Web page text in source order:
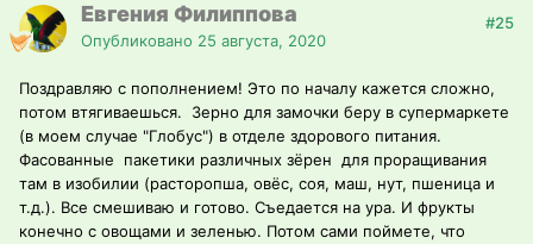
Евгения Филиппова
Опубликовано 25 августа, 2020
#25
Поздравляю с пополнением! Это по началу кажется сложно,
потом втягиваешься. Зерно для замочки беру в супермаркете
(в моем случае "Глобус") в отделе здорового питания.
Фасованные пакетики различных зёрен для проращивания
там в изобилии (расторопша, овёс, соя, маш, нут, пшеница и
т.д.). Все смешиваю и готово. Съедается на ура. И фрукты
конечно с овощами и зеленью. Потом сами поймете, что